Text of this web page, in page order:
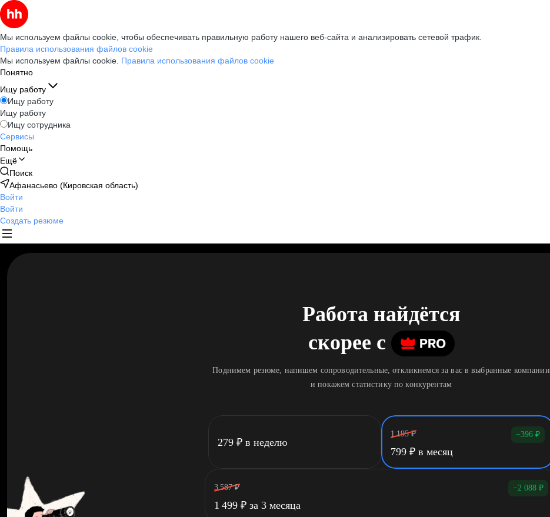
Мы используем файлы cookie, чтобы обеспечивать правильную работу нашего веб-сайта и анализировать сетевой трафик.
Правила использования файлов cookie
Мы используем файлы cookie. Правила использования файлов cookie
Понятно
Ищу работу
Ищу работу
Ищу работу
Ищу сотрудника
Сервисы
Помощь
Ещё
Поиск
Афанасьево (Кировская область)
Войти
Войти
Создать резюме
Работа найдётся
скорее c
Поднимем резюме, напишем сопроводительные, откликнемся за вас в выбранные компании
и покажем статистику по конкурентам
279 ₽ в неделю
1 195 ₽ −396 ₽
799 ₽ в месяц
3 587 ₽ −2 088 ₽
1 499 ₽ за 3 месяца